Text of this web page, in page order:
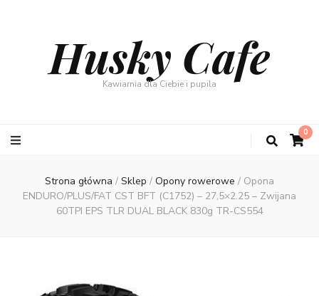
Husky Cafe
Kawiarnia dla Ciebie i pupila
0
Strona główna / Sklep / Opony rowerowe / Opona
ENDURO/PLUS/FAT CST BFT (C1752) – 27,5×2.25 – Zwijana
60TPI EPS TLR DUAL BLACK 830g TR-CS554